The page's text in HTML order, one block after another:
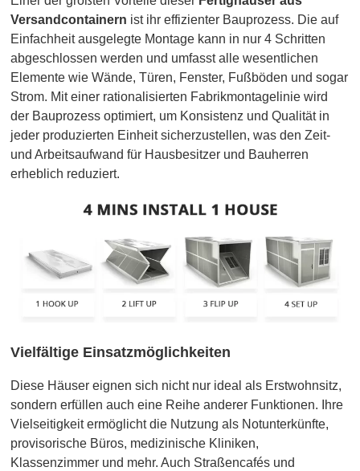
Versandcontainern ist ihr effizienter Bauprozess. Die auf
Einfachheit ausgelegte Montage kann in nur 4 Schritten
abgeschlossen werden und umfasst alle wesentlichen
Elemente wie Wände, Türen, Fenster, Fußböden und sogar
Strom. Mit einer rationalisierten Fabrikmontagelinie wird
der Bauprozess optimiert, um Konsistenz und Qualität in
jeder produzierten Einheit sicherzustellen, was den Zeit-
und Arbeitsaufwand für Hausbesitzer und Bauherren
erheblich reduziert.
Vielfältige Einsatzmöglichkeiten
Diese Häuser eignen sich nicht nur ideal als Erstwohnsitz,
sondern erfüllen auch eine Reihe anderer Funktionen. Ihre
Vielseitigkeit ermöglicht die Nutzung als Notunterkünfte,
provisorische Büros, medizinische Kliniken,
Klassenzimmer und mehr. Auch Straßencafés und